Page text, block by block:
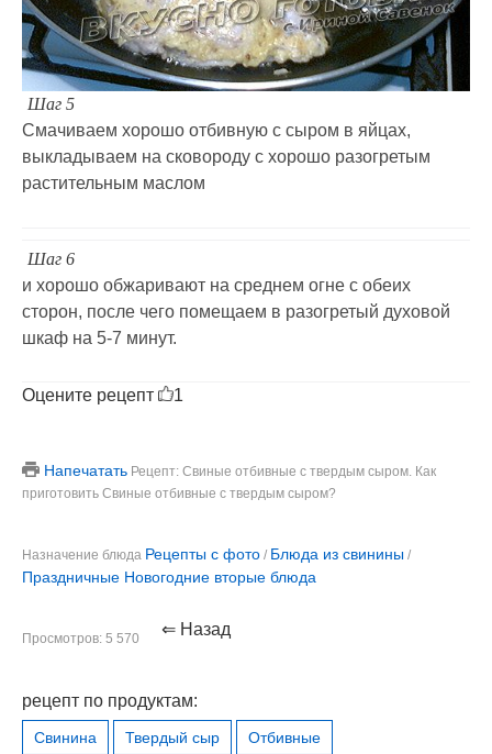
Шаг 5
Смачиваем хорошо отбивную с сыром в яйцах,
выкладываем на сковороду с хорошо разогретым
растительным маслом
Шаг 6
и хорошо обжаривают на среднем огне с обеих
сторон, после чего помещаем в разогретый духовой
шкаф на 5-7 минут.
Оцените рецепт 1
Напечатать Рецепт: Свиные отбивные с твердым сыром. Как
приготовить Свиные отбивные с твердым сыром?
Назначение блюда Рецепты с фото / Блюда из свинины /
Праздничные Новогодние вторые блюда
Просмотров: 5 570 ⇐ Назад
рецепт по продуктам:
Свинина Твердый сыр Отбивные